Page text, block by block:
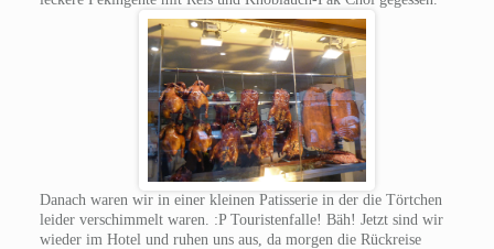
Danach waren wir in einer kleinen Patisserie in der die Törtchen
leider verschimmelt waren. :P Touristenfalle! Bäh! Jetzt sind wir
wieder im Hotel und ruhen uns aus, da morgen die Rückreise